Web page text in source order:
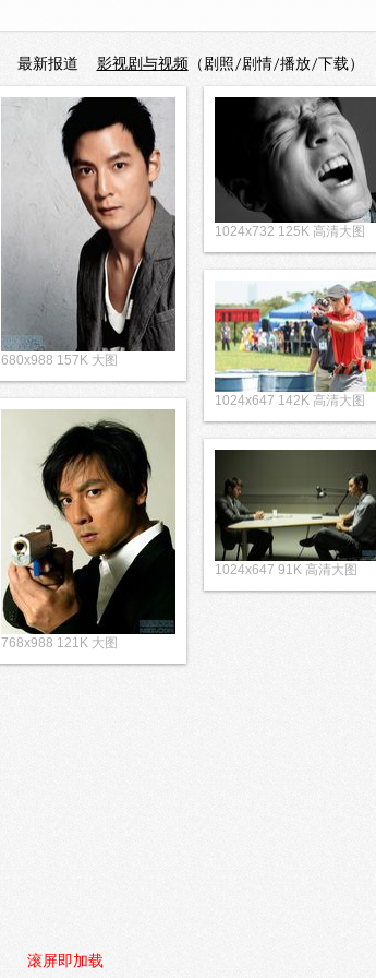
最新报道 影视剧与视频（剧照/剧情/播放/下载）
680x988 157K 大图
1024x732 125K 高清大图
1024x647 142K 高清大图
768x988 121K 大图
1024x647 91K 高清大图
滚屏即加载